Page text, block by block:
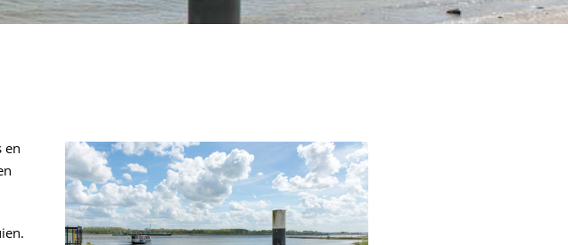
en